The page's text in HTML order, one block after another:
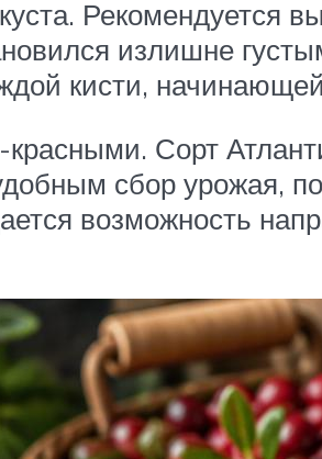
Рекомендуется
излишне
кисти,
красными. Сорт
сбор урожая,
возможность